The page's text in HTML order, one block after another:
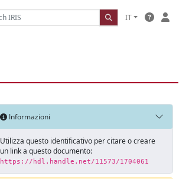
IT
Informazioni
Utilizza questo identificativo per citare o creare
un link a questo documento:
https://hdl.handle.net/11573/1704061